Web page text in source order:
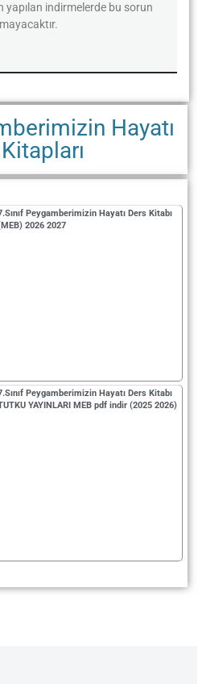
yapılan indirmelerde bu sorun
Hayatı
Peygamberimizin Hayatı Ders Kitabı
2026 2027
Peygamberimizin Hayatı Ders Kitabı
YAYINLARI MEB pdf indir (2025 2026)